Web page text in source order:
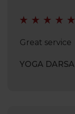
Great service
YOGA DARSA